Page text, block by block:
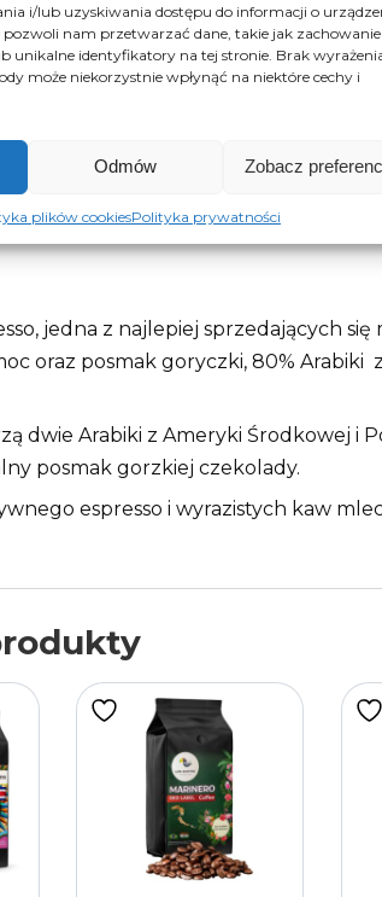
i/lub uzyskiwania dostępu do informacji o
pozwoli nam przetwarzać dane, takie jak zachowanie
unikalne identyfikatory na tej stronie. Brak
może niekorzystnie wpłynąć na niektóre cechy i
Odmów Zobacz
plików cookiesPolityka prywatności
jedna z najlepiej sprzedających
oraz posmak goryczki, 80% Arabiki
dwie Arabiki z Ameryki Środkowej i
posmak gorzkiej czekolady.
espresso i wyrazistych kaw